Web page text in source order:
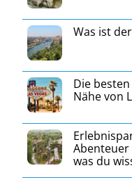
Was ist
Die
Nähe von
Abenteuer
was du